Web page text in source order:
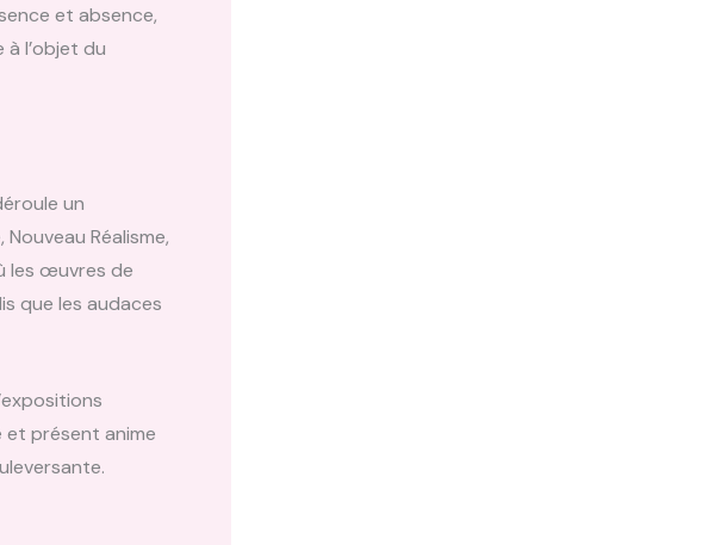
et absence,
l’objet du
un
Réalisme,
les œuvres de
que les audaces
et présent anime